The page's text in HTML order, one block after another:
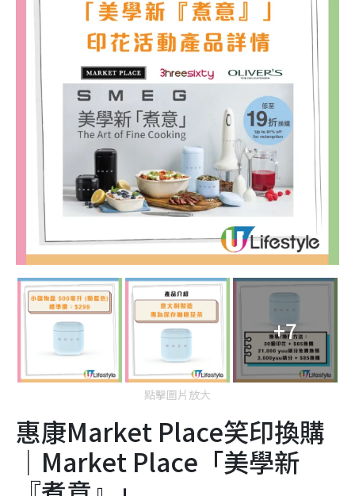
+7
點擊圖片放大
惠康Market Place笑印換購
｜Market Place「美學新